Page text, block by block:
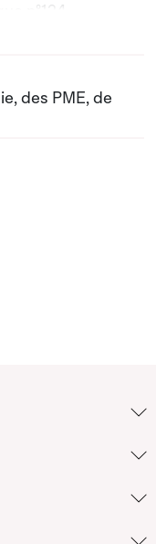
n°124
ou cacher tous les
des PME, de